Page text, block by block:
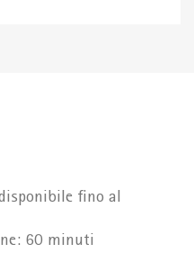
fino al
60 minuti